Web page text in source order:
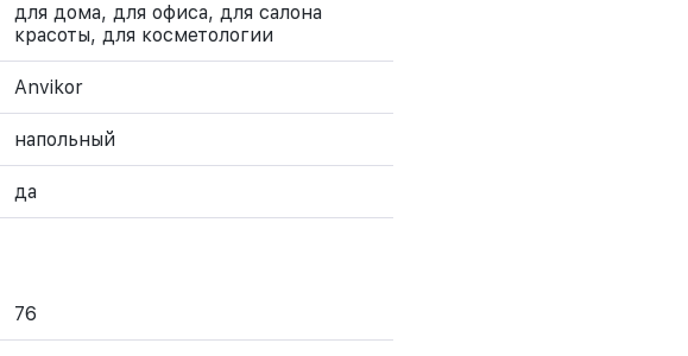
для дома, для офиса, для салона
красоты, для косметологии
Anvikor
напольный
да
76